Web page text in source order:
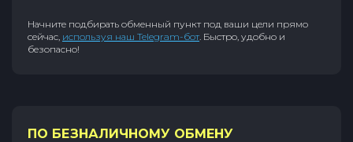
Начните подбирать обменный пункт под ваши цели прямо
сейчас, используя наш Telegram-бот. Быстро, удобно и
безопасно!
ПО БЕЗНАЛИЧНОМУ ОБМЕНУ